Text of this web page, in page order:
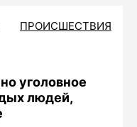
ПРОИСШЕСТВИЯ
уголовное
людей,